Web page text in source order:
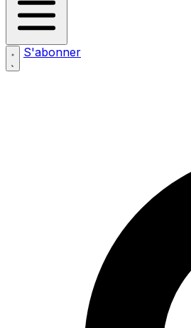
S'abonner